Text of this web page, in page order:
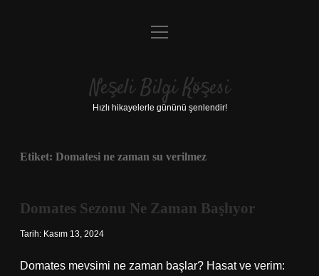
Anasayfa
Yasal Uyarı
menüyü
Neşeli Bilgi Köşesi
Hızlı hikayelerle gününü şenlendir!
Etiket: Domatesi ne zaman su verilmez
Domates Sezonu Ne Zaman Başlıyor
Tarih: Kasım 13, 2024
Domates mevsimi ne zaman başlar? Hasat ve verim: